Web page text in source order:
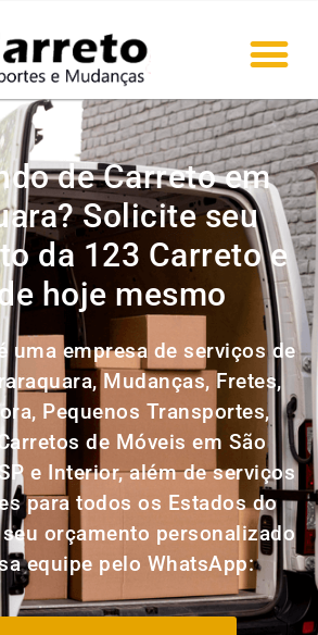
de Carreto em
Solicite seu
da 123 Carreto e
hoje mesmo
uma empresa de serviços de
Mudanças, Fretes,
Pequenos Transportes,
de Móveis em São
e Interior, além de serviços
para todos os Estados do
orçamento personalizado
equipe pelo WhatsApp: